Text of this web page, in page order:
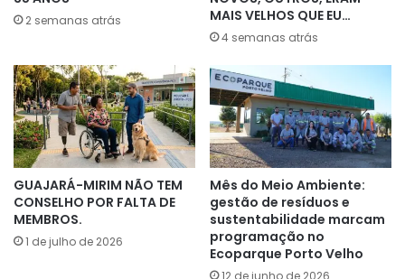
2 semanas atrás
MAIS VELHOS QUE EU…
4 semanas atrás
GUAJARÁ-MIRIM NÃO TEM
CONSELHO POR FALTA DE
MEMBROS.
1 de julho de 2026
Mês do Meio Ambiente:
gestão de resíduos e
sustentabilidade marcam
programação no
Ecoparque Porto Velho
12 de junho de 2026